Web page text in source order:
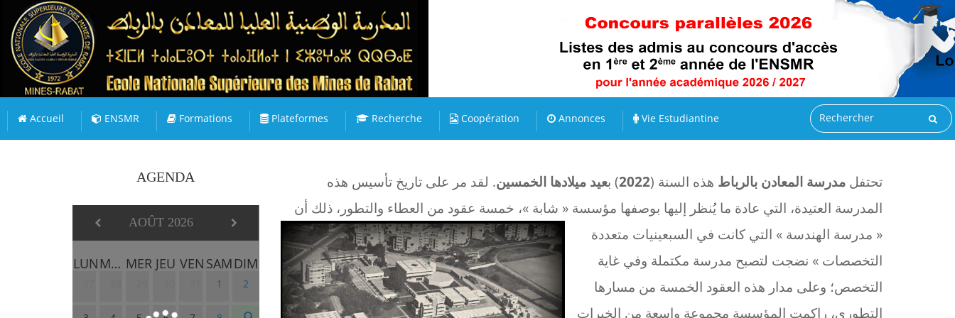
Accueil ENSMR Formations Plateformes Recherche Coopération Annonces Vie Estudiantine
AGENDA
AOÛT 2026
LUN MAR MER JEU VEN SAM DIM
1 2
تحتفل مدرسة المعادن بالرباط هذه السنة (2022) بعيد ميلادها الخمسين. لقد مر على تاريخ تأسيس هذه
المدرسة العتيدة، التي عادة ما يُنظر إليها بوصفها مؤسسة « شابة »، خمسة عقود من العطاء والتطور، ذلك أن
« مدرسة الهندسة » التي كانت في السبعينيات متعددة
التخصصات » نضجت لتصبح مدرسة مكتملة وفي غاية
التخصص؛ وعلى مدار هذه العقود الخمسة من مسارها
التطوري، راكمت المؤسسة مجموعة واسعة من الخبرات